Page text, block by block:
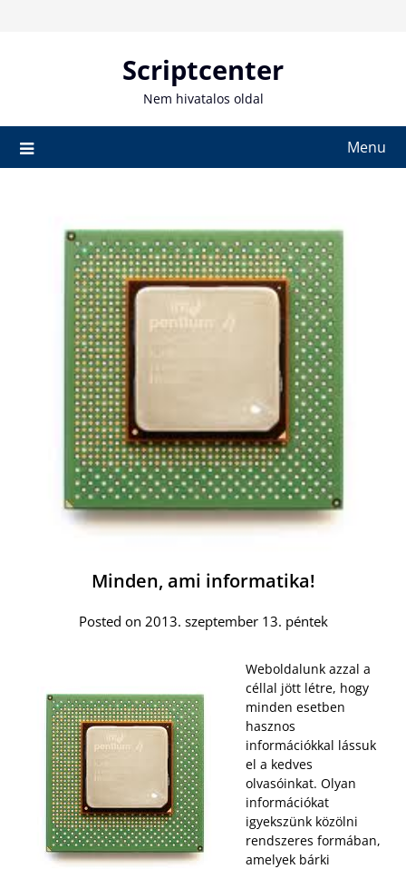
Scriptcenter
Nem hivatalos oldal
Menu
Minden, ami informatika!
Posted on 2013. szeptember 13. péntek
Weboldalunk azzal a
céllal jött létre, hogy
minden esetben
hasznos
információkkal lássuk
el a kedves
olvasóinkat. Olyan
információkat
igyekszünk közölni
rendszeres formában,
amelyek bárki